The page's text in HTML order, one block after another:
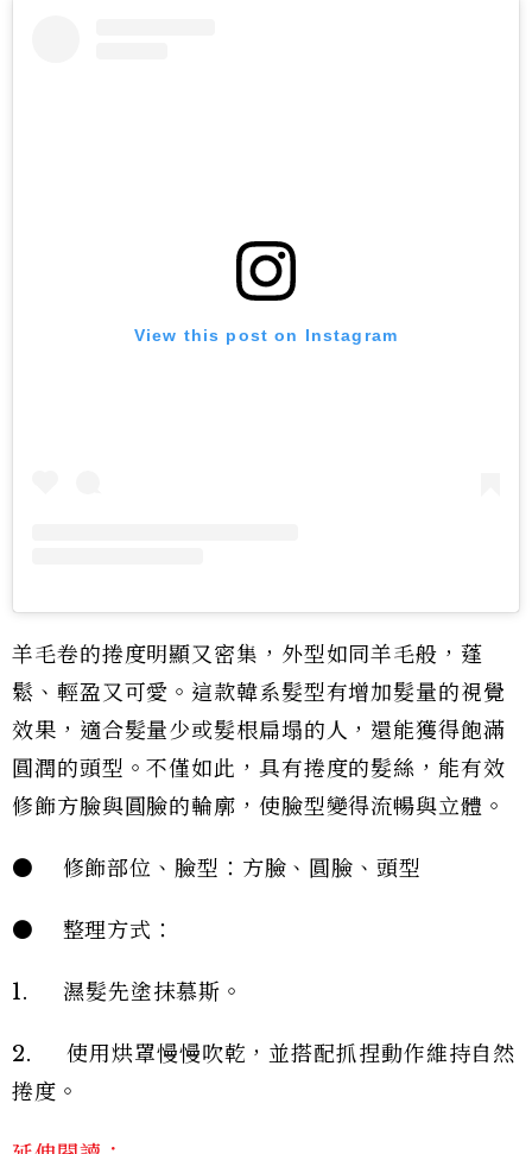
View this post on Instagram
羊毛卷的捲度明顯又密集，外型如同羊毛般，蓬
鬆、輕盈又可愛。這款韓系髮型有增加髮量的視覺
效果，適合髮量少或髮根扁塌的人，還能獲得飽滿
圓潤的頭型。不僅如此，具有捲度的髮絲，能有效
修飾方臉與圓臉的輪廓，使臉型變得流暢與立體。
● 修飾部位、臉型：方臉、圓臉、頭型
● 整理方式：
1. 濕髮先塗抹慕斯。
2. 使用烘罩慢慢吹乾，並搭配抓捏動作維持自然
捲度。